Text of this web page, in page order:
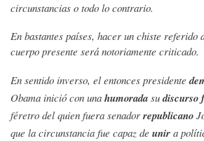
circunstancias o todo lo contrario.
En bastantes países, hacer un chiste referido
cuerpo presente será notoriamente criticado.
En sentido inverso, el entonces presidente
Obama inició con una humorada su discurso
féretro del quien fuera senador republicano
que la circunstancia fue capaz de unir a